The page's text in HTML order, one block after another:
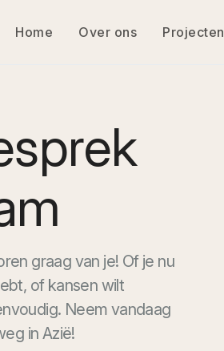
Home Over ons Projecten
graag van je! Of je nu
of kansen wilt
Neem vandaag
in Azië!